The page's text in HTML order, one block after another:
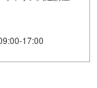
17:00